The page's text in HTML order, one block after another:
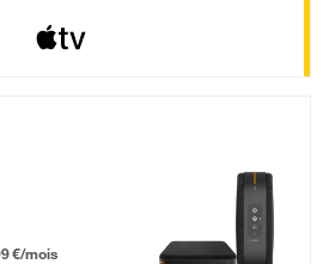
mois puis 51,99 € par mois, Engagement 12 mois
€/mois